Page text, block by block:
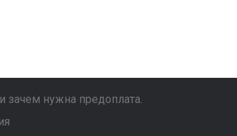
нужна предоплата.